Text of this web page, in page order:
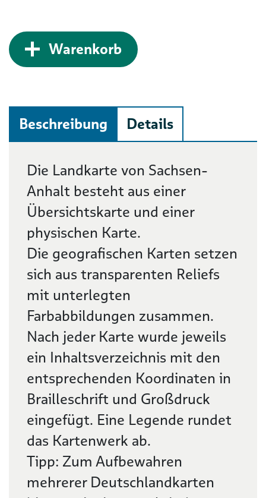
WarenkorbZum Warenkorb
Beschreibung Details
Beschreibung
Die Landkarte von Sachsen-
Anhalt besteht aus einer
Übersichtskarte und einer
physischen Karte.
Die geografischen Karten setzen
sich aus transparenten Reliefs
mit unterlegten
Farbabbildungen zusammen.
Nach jeder Karte wurde jeweils
ein Inhaltsverzeichnis mit den
entsprechenden Koordinaten in
Brailleschrift und Großdruck
eingefügt. Eine Legende rundet
das Kartenwerk ab.
Tipp: Zum Aufbewahren
mehrerer Deutschlandkarten